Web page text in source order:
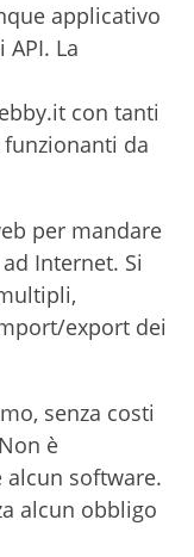
applicativo
La
con tanti
da
per mandare
Internet. Si
export dei
senza costi
è
alcun software.
alcun obbligo